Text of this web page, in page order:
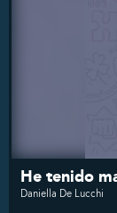
He tenido
Daniella De Lucchi